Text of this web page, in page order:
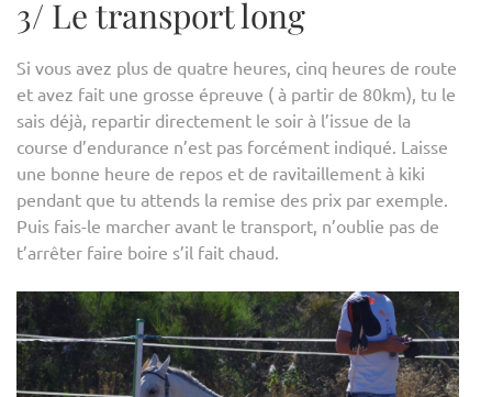
3/ Le transport long
Si vous avez plus de quatre heures, cinq heures de route
et avez fait une grosse épreuve ( à partir de 80km), tu le
sais déjà, repartir directement le soir à l’issue de la
course d’endurance n’est pas forcément indiqué. Laisse
une bonne heure de repos et de ravitaillement à kiki
pendant que tu attends la remise des prix par exemple.
Puis fais-le marcher avant le transport, n’oublie pas de
t’arrêter faire boire s’il fait chaud.